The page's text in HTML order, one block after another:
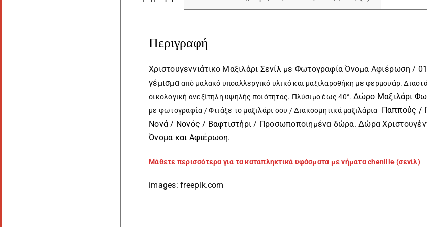
Περιγραφή
Χριστουγεννιάτικο Μαξιλάρι Σενίλμε Φωτογραφία Όνομα Αφιέρωση /
γέμισμααπό μαλακό υποαλλεργικό υλικό και μαξιλαροθήκη με φερμουάρ.
οικολογική ανεξίτηλη υψηλής ποιότητας. Πλύσιμο έως 40°. Δώρο Μαξιλάρι
με φωτογραφία / Φτιάξε το μαξιλάρι σου / Διακοσμητικά μαξιλάρια Παππούς /
Νονά / Νονός / Βαφτιστήρι / Προσωποποιημένα δώρα. Δώρα
Όνομα και Αφιέρωση.
Μάθετε περισσότερα για τα καταπληκτικά υφάσματα με νήματα chenille (σενίλ)
images: freepik.com